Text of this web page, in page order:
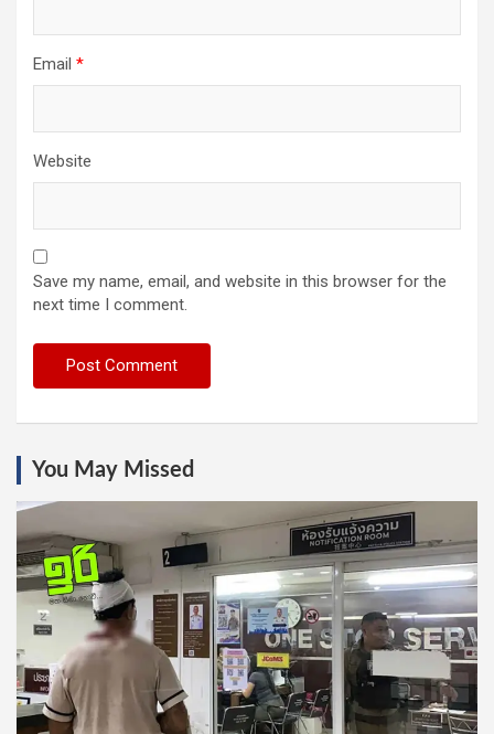
Email *
Website
Save my name, email, and website in this browser for the
next time I comment.
You May Missed